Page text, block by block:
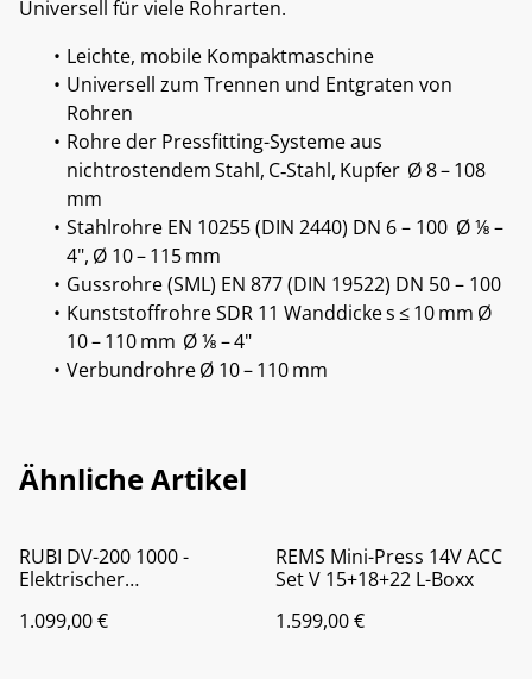
Universell für viele Rohrarten.
Leichte, mobile Kompaktmaschine
Universell zum Trennen und Entgraten von
Rohren
Rohre der Pressfitting-Systeme aus
nichtrostendem Stahl, C‑Stahl, Kupfer Ø 8 – 108
mm
Stahlrohre EN 10255 (DIN 2440) DN 6 – 100 Ø ⅛ –
4", Ø 10 – 115 mm
Gussrohre (SML) EN 877 (DIN 19522) DN 50 – 100
Kunststoffrohre SDR 11 Wanddicke s ≤ 10 mm Ø
10 – 110 mm Ø ⅛ – 4"
Verbundrohre Ø 10 – 110 mm
Ähnliche Artikel
RUBI DV-200 1000 -
Elektrischer
1.099,00 €
REMS Mini-Press 14V ACC
Set V 15+18+22 L-Boxx
1.599,00 €